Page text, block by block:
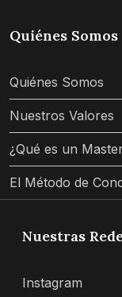
Quiénes Somos
Quiénes Somos
Nuestros Valores
¿Qué es un
El Método de
Nuestras
Instagram